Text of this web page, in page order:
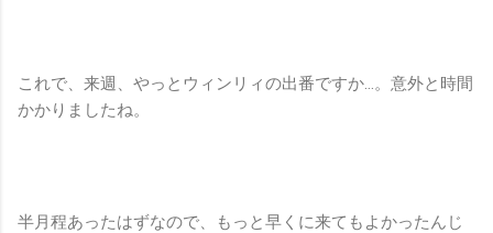
これで、来週、やっとウィンリィの出番ですか…。意外と時間
かかりましたね。
半月程あったはずなので、もっと早くに来てもよかったんじ